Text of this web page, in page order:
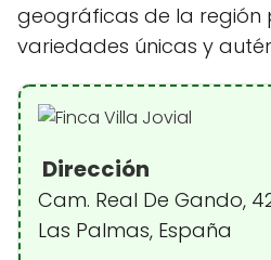
geográficas de la región
variedades únicas y
Dirección
Cam. Real De Gando,
Las Palmas, España